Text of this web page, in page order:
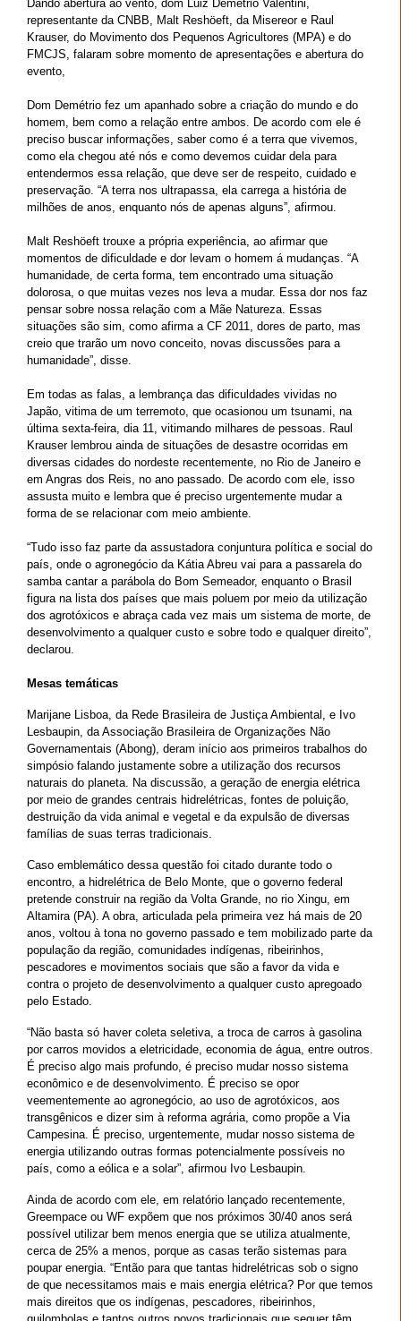
Dando abertura ao vento, dom Luiz Demétrio Valentini,
representante da CNBB, Malt Reshöeft, da Misereor e Raul
Krauser, do Movimento dos Pequenos Agricultores (MPA) e do
FMCJS, falaram sobre momento de apresentações e abertura do
evento,
Dom Demétrio fez um apanhado sobre a criação do mundo e do
homem, bem como a relação entre ambos. De acordo com ele é
preciso buscar informações, saber como é a terra que vivemos,
como ela chegou até nós e como devemos cuidar dela para
entendermos essa relação, que deve ser de respeito, cuidado e
preservação. “A terra nos ultrapassa, ela carrega a história de
milhões de anos, enquanto nós de apenas alguns”, afirmou.
Malt Reshöeft trouxe a própria experiência, ao afirmar que
momentos de dificuldade e dor levam o homem á mudanças. “A
humanidade, de certa forma, tem encontrado uma situação
dolorosa, o que muitas vezes nos leva a mudar. Essa dor nos faz
pensar sobre nossa relação com a Mãe Natureza. Essas
situações são sim, como afirma a CF 2011, dores de parto, mas
creio que trarão um novo conceito, novas discussões para a
humanidade”, disse.
Em todas as falas, a lembrança das dificuldades vividas no
Japão, vitima de um terremoto, que ocasionou um tsunami, na
última sexta-feira, dia 11, vitimando milhares de pessoas. Raul
Krauser lembrou ainda de situações de desastre ocorridas em
diversas cidades do nordeste recentemente, no Rio de Janeiro e
em Angras dos Reis, no ano passado. De acordo com ele, isso
assusta muito e lembra que é preciso urgentemente mudar a
forma de se relacionar com meio ambiente.
“Tudo isso faz parte da assustadora conjuntura política e social do
país, onde o agronegócio da Kátia Abreu vai para a passarela do
samba cantar a parábola do Bom Semeador, enquanto o Brasil
figura na lista dos países que mais poluem por meio da utilização
dos agrotóxicos e abraça cada vez mais um sistema de morte, de
desenvolvimento a qualquer custo e sobre todo e qualquer direito”,
declarou.
Mesas temáticas
Marijane Lisboa, da Rede Brasileira de Justiça Ambiental, e Ivo
Lesbaupin, da Associação Brasileira de Organizações Não
Governamentais (Abong), deram início aos primeiros trabalhos do
simpósio falando justamente sobre a utilização dos recursos
naturais do planeta. Na discussão, a geração de energia elétrica
por meio de grandes centrais hidrelétricas, fontes de poluição,
destruição da vida animal e vegetal e da expulsão de diversas
famílias de suas terras tradicionais.
Caso emblemático dessa questão foi citado durante todo o
encontro, a hidrelétrica de Belo Monte, que o governo federal
pretende construir na região da Volta Grande, no rio Xingu, em
Altamira (PA). A obra, articulada pela primeira vez há mais de 20
anos, voltou à tona no governo passado e tem mobilizado parte da
população da região, comunidades indígenas, ribeirinhos,
pescadores e movimentos sociais que são a favor da vida e
contra o projeto de desenvolvimento a qualquer custo apregoado
pelo Estado.
“Não basta só haver coleta seletiva, a troca de carros à gasolina
por carros movidos a eletricidade, economia de água, entre outros.
É preciso algo mais profundo, é preciso mudar nosso sistema
econômico e de desenvolvimento. É preciso se opor
veementemente ao agronegócio, ao uso de agrotóxicos, aos
transgênicos e dizer sim à reforma agrária, como propõe a Via
Campesina. É preciso, urgentemente, mudar nosso sistema de
energia utilizando outras formas potencialmente possíveis no
país, como a eólica e a solar”, afirmou Ivo Lesbaupin.
Ainda de acordo com ele, em relatório lançado recentemente,
Greempace ou WF expõem que nos próximos 30/40 anos será
possível utilizar bem menos energia que se utiliza atualmente,
cerca de 25% a menos, porque as casas terão sistemas para
poupar energia. “Então para que tantas hidrelétricas sob o signo
de que necessitamos mais e mais energia elétrica? Por que temos
mais direitos que os indígenas, pescadores, ribeirinhos,